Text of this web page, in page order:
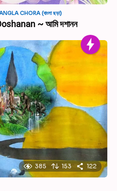
CHORA (বাংলা ছড়া)
~ আমি দশানন
385 153 122